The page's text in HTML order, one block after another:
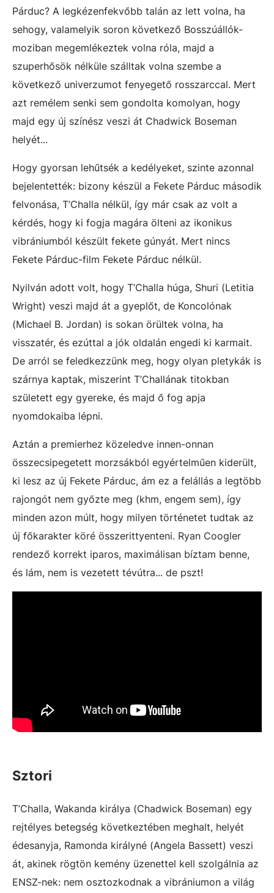
Párduc? A legkézenfekvőbb talán az lett volna, ha
sehogy, valamelyik soron következő Bosszúállók-
moziban megemlékeztek volna róla, majd a
szuperhősök nélküle szálltak volna szembe a
következő univerzumot fenyegető rosszarccal. Mert
azt remélem senki sem gondolta komolyan, hogy
majd egy új színész veszi át Chadwick Boseman
helyét...
Hogy gyorsan lehűtsék a kedélyeket, szinte azonnal
bejelentették: bizony készül a Fekete Párduc második
felvonása, T’Challa nélkül, így már csak az volt a
kérdés, hogy ki fogja magára ölteni az ikonikus
vibrániumból készült fekete gúnyát. Mert nincs
Fekete Párduc-film Fekete Párduc nélkül.
Nyilván adott volt, hogy T’Challa húga, Shuri (Letitia
Wright) veszi majd át a gyeplőt, de Koncolónak
(Michael B. Jordan) is sokan örültek volna, ha
visszatér, és ezúttal a jók oldalán engedi ki karmait.
De arról se feledkezzünk meg, hogy olyan pletykák is
szárnya kaptak, miszerint T’Challának titokban
született egy gyereke, és majd ő fog apja
nyomdokaiba lépni.
Aztán a premierhez közeledve innen-onnan
összecsipegetett morzsákból egyértelműen kiderült,
ki lesz az új Fekete Párduc, ám ez a felállás a legtöbb
rajongót nem győzte meg (khm, engem sem), így
minden azon múlt, hogy milyen történetet tudtak az
új főkarakter köré összerittyenteni. Ryan Coogler
rendező korrekt iparos, maximálisan bíztam benne,
és lám, nem is vezetett tévútra... de pszt!
Sztori
T’Challa, Wakanda királya (Chadwick Boseman) egy
rejtélyes betegség következtében meghalt, helyét
édesanyja, Ramonda királyné (Angela Bassett) veszi
át, akinek rögtön kemény üzenettel kell szolgálnia az
ENSZ-nek: nem osztozkodnak a vibrániumon a világ